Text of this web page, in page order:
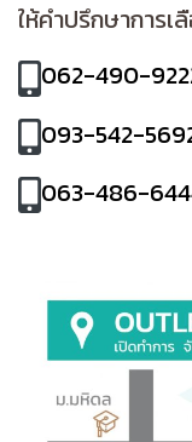
ให้คำปรึกษาการเ
062-490-
093-542-
063-486-